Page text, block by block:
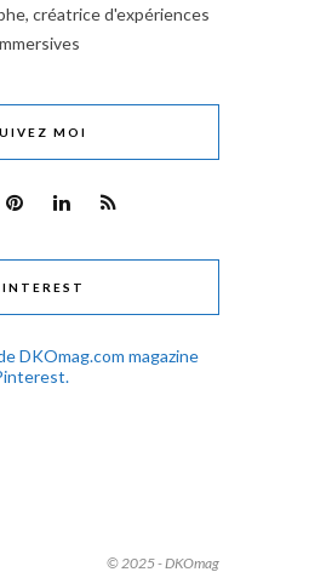
créatrice d'expériences
MOI
DKOmag.com magazine
© 2025 - DKOmag